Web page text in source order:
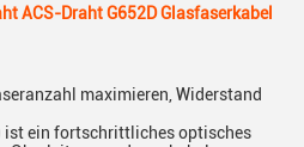
ACS-Draht G652D Glasfaserkabel
maximieren, Widerstand
ist ein fortschrittliches optisches